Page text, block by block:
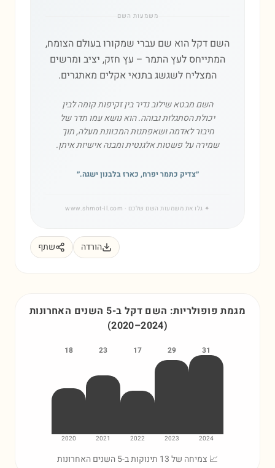
משמעות השם
השם דקל הוא שם עברי שמקורו בעולם הצומח,
המתייחס לעץ התמר – עץ חזק, יציב ומרשים
המצליח לשגשג בתנאי אקלים מאתגרים.
השם מבטא שילוב נדיר בין זקיפות קומה לבין
יכולת הסתגלות גבוהה. הוא נושא עמו תדר של
חיבור לאדמה ושאפתנות המכוונת מעלה, תוך
שמירה על פשטות אלגנטית ומבנה אישיות איתן.
״צדיק כתמר יפרח, כארז בלבנון ישגה.״
✦ גלו את משמעות השם שלכם · www.shmot-il.com
הורדה שתף
מגמת פופולריות: השםדקל ב-5 השנים האחרונות
(2020–2024)
31
2024
29
2023
17
2022
23
2021
18
2020
📈 צמיחה של 13 תינוקות ב-5 השנים האחרונות